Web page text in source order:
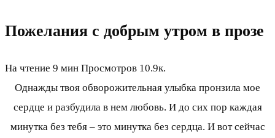
Пожелания с добрым утром в прозе
На чтение 9 мин Просмотров 10.9к.
Однажды твоя обворожительная улыбка пронзила мое
сердце и разбудила в нем любовь. И до сих пор каждая
минутка без тебя – это минутка без сердца. И вот сейчас